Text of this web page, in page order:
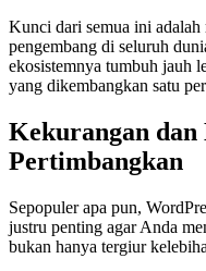
Kunci dari semua ini adalah
pengembang di seluruh
ekosistemnya tumbuh jauh
yang dikembangkan satu
Kekurangan dan
Pertimbangkan
Sepopuler apa pun,
justru penting agar Anda
bukan hanya tergiur